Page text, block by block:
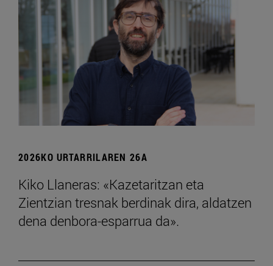
2026KO URTARRILAREN 26A
Kiko Llaneras: «Kazetaritzan eta
Zientzian tresnak berdinak dira, aldatzen
dena denbora-esparrua da».